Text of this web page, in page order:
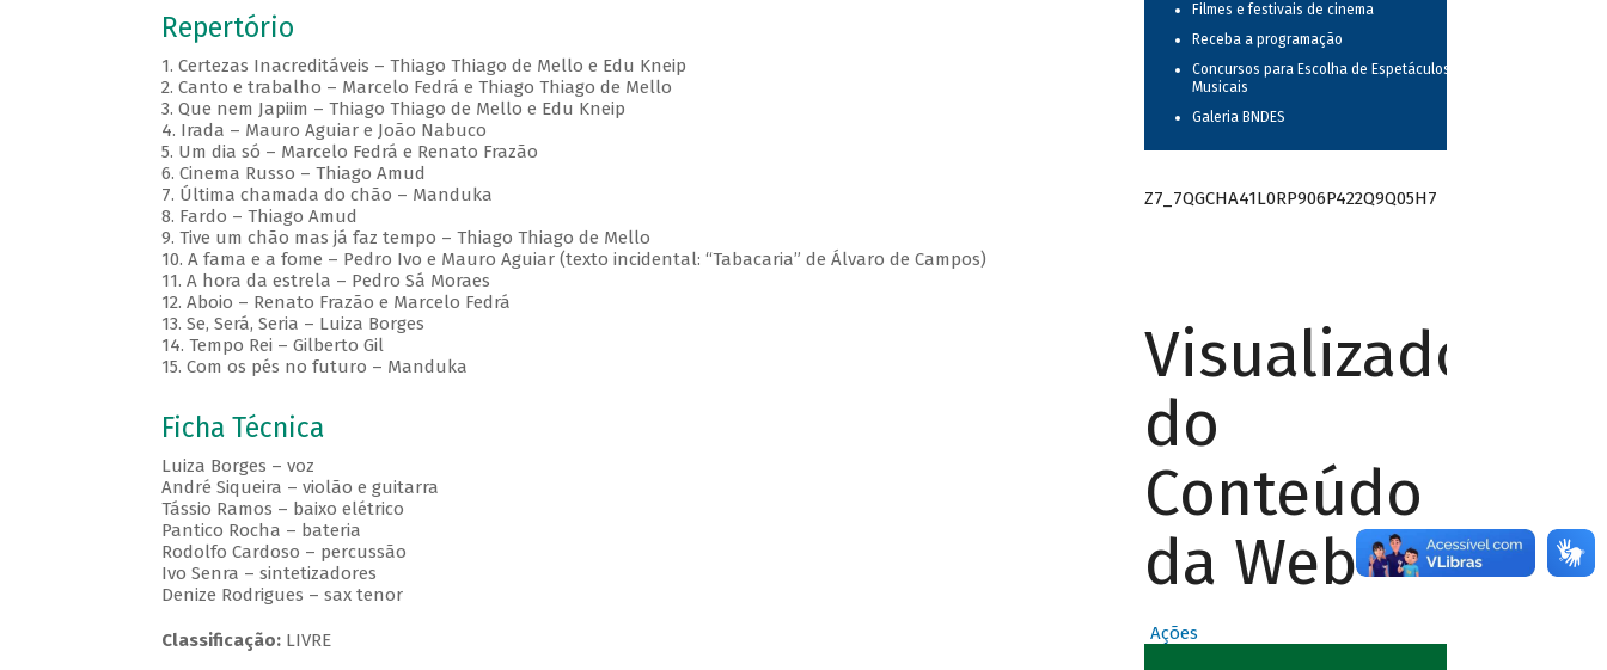
Repertório
1. Certezas Inacreditáveis – Thiago Thiago de Mello e Edu Kneip
2. Canto e trabalho – Marcelo Fedrá e Thiago Thiago de Mello
3. Que nem Japiim – Thiago Thiago de Mello e Edu Kneip
4. Irada – Mauro Aguiar e João Nabuco
5. Um dia só – Marcelo Fedrá e Renato Frazão
6. Cinema Russo – Thiago Amud
7. Última chamada do chão – Manduka
8. Fardo – Thiago Amud
9. Tive um chão mas já faz tempo – Thiago Thiago de Mello
10. A fama e a fome – Pedro Ivo e Mauro Aguiar (texto incidental: “Tabacaria” de Álvaro de Campos)
11. A hora da estrela – Pedro Sá Moraes
12. Aboio – Renato Frazão e Marcelo Fedrá
13. Se, Será, Seria – Luiza Borges
14. Tempo Rei – Gilberto Gil
15. Com os pés no futuro – Manduka
Ficha Técnica
Luiza Borges – voz
André Siqueira – violão e guitarra
Tássio Ramos – baixo elétrico
Pantico Rocha – bateria
Rodolfo Cardoso – percussão
Ivo Senra – sintetizadores
Denize Rodrigues – sax tenor
Classificação: LIVRE
Filmes e festivais de cinema
Receba a programação
Concursos para Escolha de Espetáculos
Musicais
Galeria BNDES
Z7_7QGCHA41L0RP906P422Q9Q05H7
Visualizador
do
Conteúdo
da Web
Ações